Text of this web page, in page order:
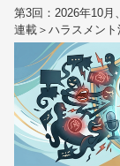
第3回：2026年10月
連載＞ハラスメン
（全6回）